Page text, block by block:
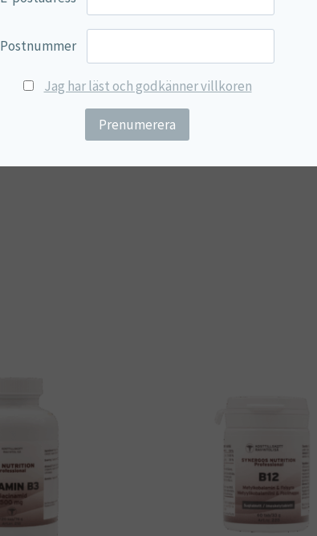
%DRI*
**
Postnummer
Jag har läst och godkänner villkoren